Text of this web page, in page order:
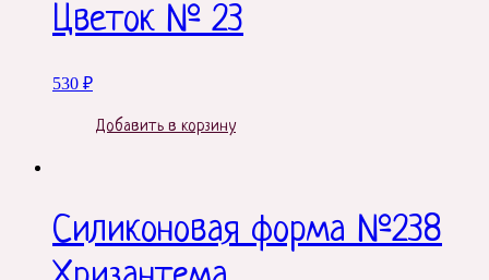
Цветок № 23
530 ₽
Добавить в корзину
Силиконовая форма №238